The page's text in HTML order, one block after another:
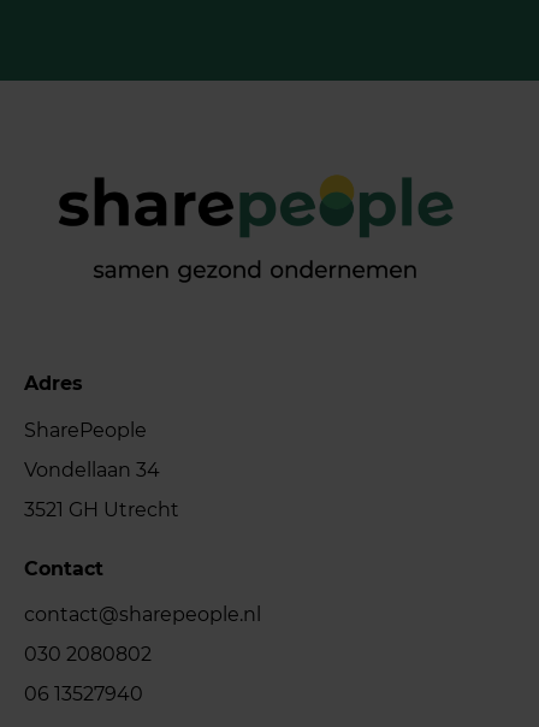
Adres
SharePeople
Vondellaan 34
3521 GH Utrecht
Contact
contact@sharepeople.nl
030 2080802
06 13527940